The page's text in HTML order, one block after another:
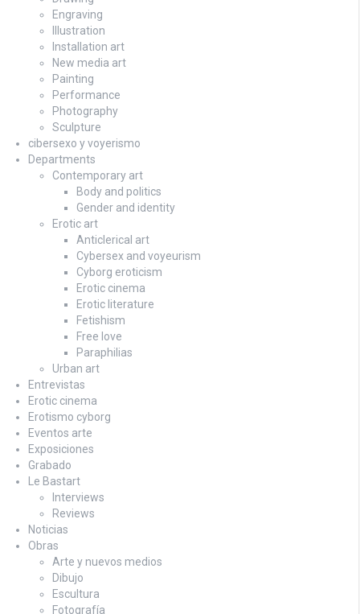
Engraving
Illustration
Installation art
New media art
Painting
Performance
Photography
Sculpture
cibersexo y voyerismo
Departments
Contemporary art
Body and politics
Gender and identity
Erotic art
Anticlerical art
Cybersex and voyeurism
Cyborg eroticism
Erotic cinema
Erotic literature
Fetishism
Free love
Paraphilias
Urban art
Entrevistas
Erotic cinema
Erotismo cyborg
Eventos arte
Exposiciones
Grabado
Le Bastart
Interviews
Reviews
Noticias
Obras
Arte y nuevos medios
Dibujo
Escultura
Fotografía